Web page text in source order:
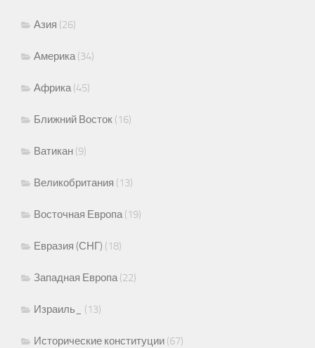
Азия (26)
Америка(34)
Африка(45)
Ближний Восток (16)
Ватикан (9)
Великобритания (13)
Восточная Европа(19)
Евразия (СНГ) (18)
Западная Европа(22)
Израиль_ (13)
Исторические конституции (67)